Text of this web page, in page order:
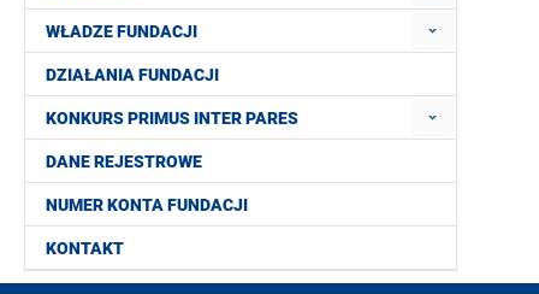
WŁADZE FUNDACJI
DZIAŁANIA FUNDACJI
KONKURS PRIMUS INTER PARES
DANE REJESTROWE
NUMER KONTA FUNDACJI
KONTAKT